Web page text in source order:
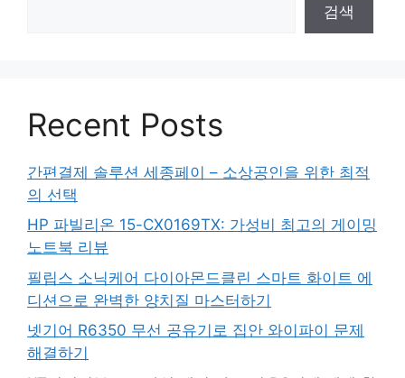
검색
Recent Posts
간편결제 솔루션 세종페이 – 소상공인을 위한 최적
의 선택
HP 파빌리온 15-CX0169TX: 가성비 최고의 게이밍
노트북 리뷰
필립스 소닉케어 다이아몬드클린 스마트 화이트 에
디션으로 완벽한 양치질 마스터하기
넷기어 R6350 무선 공유기로 집안 와이파이 문제
해결하기